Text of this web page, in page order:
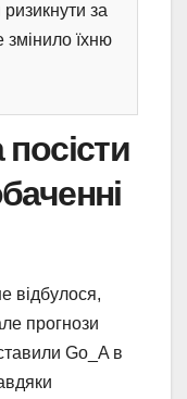
за
змінило їхню
відбулося,
прогнози
Go_A в